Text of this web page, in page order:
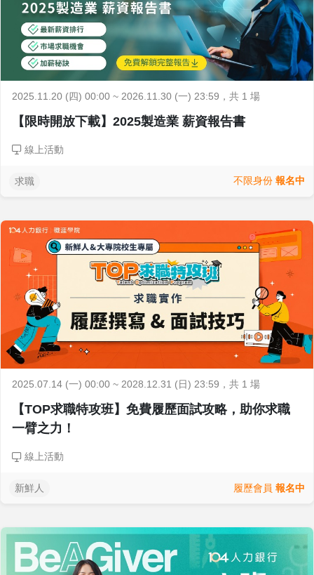
2025.11.20 (四) 00:00 ~ 2026.11.30 (一) 23:59 ，共 1 場
【限時開放下載】2025製造業 薪資報告書
線上活動
求職 不限身份 報名中
2025.07.14 (一) 00:00 ~ 2028.12.31 (日) 23:59 ，共 1 場
【TOP求職特攻班】免費履歷面試攻略，助你求職
一臂之力！
線上活動
新鮮人 履歷會員 報名中